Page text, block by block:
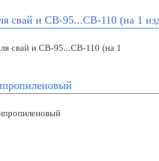
свай и СВ-95...СВ-110 (на 1